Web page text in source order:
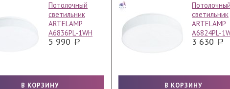
Потолочный
светильник
ARTELAMP
A6836PL-1WH
5 990
Потолочный
светильник
ARTELAMP
A6824PL-
3 630